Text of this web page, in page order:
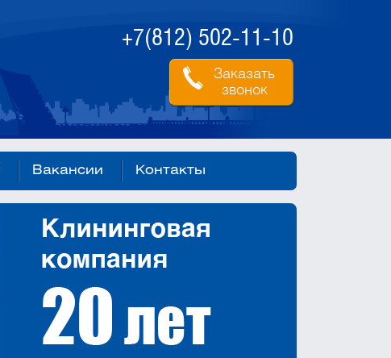
+7(812) 502-11-10
Заказать
звонок
Вакансии Контакты